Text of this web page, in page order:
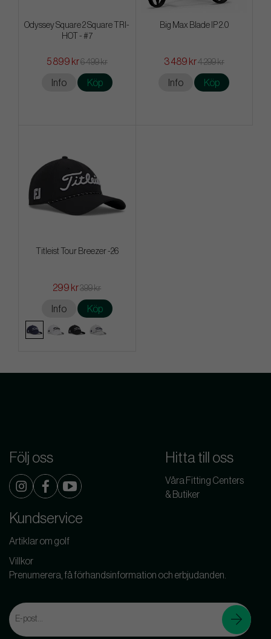
Odyssey Square 2 Square TRI-
HOT - #7
5 899 kr6 499 kr
Info Köp
Big Max Blade IP 2.0
3 489 kr4 299 kr
Info Köp
Titleist Tour Breezer -26
299 kr399 kr
Info Köp
Följ oss Hitta till oss
Våra Fitting Centers
& Butiker
Kundservice
Artiklar om golf
Villkor
Prenumerera, få förhandsinformation och erbjudanden.